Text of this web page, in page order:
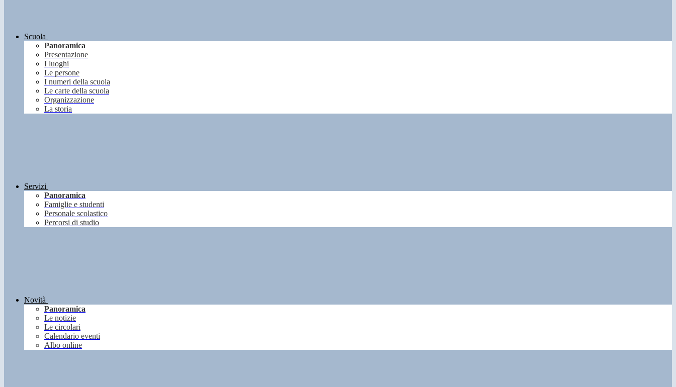
Scuola
Panoramica
Presentazione
I luoghi
Le persone
I numeri della scuola
Le carte della scuola
Organizzazione
La storia
Servizi
Panoramica
Famiglie e studenti
Personale scolastico
Percorsi di studio
Novità
Panoramica
Le notizie
Le circolari
Calendario eventi
Albo online